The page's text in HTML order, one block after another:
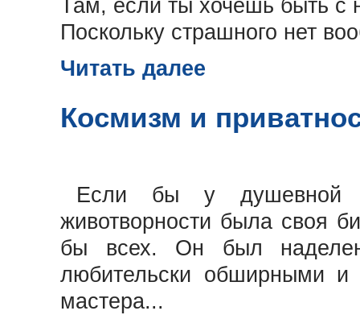
Там, если ты хочешь быть с
Поскольку страшного нет
Читать далее
Космизм и
Если бы у душевной
животворности была своя
бы всех. Он был
любительски обширными и
мастера...